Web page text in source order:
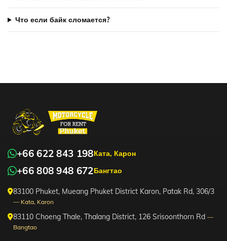
Что если байк сломается?
+66 622 843 198Ката, Карон
+66 808 948 672Бангтао
83100 Phuket, Mueang Phuket District Karon, Patak Rd, 306/3
— Kata, Karon
83110 Choeng Thale, Thalang District, 126 Srisoonthorn Rd —
Bangtao